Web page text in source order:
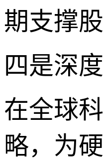
期支撑
四是深
在全球
略，为